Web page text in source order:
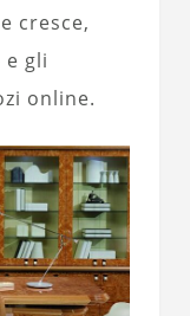
cresce,
gli
online.